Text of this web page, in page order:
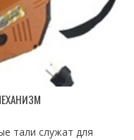
тали служат для